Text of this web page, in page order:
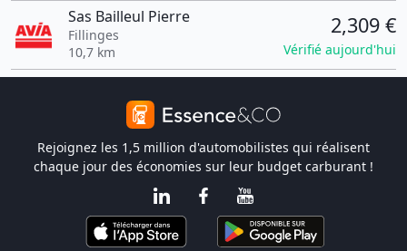
Sas Bailleul Pierre
Fillinges
10,7 km
2,309 €
Vérifié aujourd'hui
Rejoignez les 1,5 million d'automobilistes qui réalisent
chaque jour des économies sur leur budget carburant !